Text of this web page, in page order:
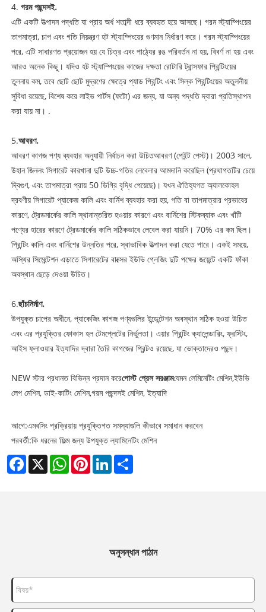
4. গরম পছন্দসই.
এটি একটি উত্পাদন পদ্ধতি যা প্রায় অর্ধ শতাব্দী ধরে ব্যবহৃত হয়ে আসছে। গরম স্ট্যাম্পিংয়ের
তাপমাত্রা, চাপ এবং গতি নিয়ন্ত্রণ হট স্ট্যাম্পিংয়ের গুণমান নির্ধারণ করে। গরম স্ট্যাম্পিংয়ের
পরে, এটি সাধারণত প্রয়োজন হয় যে চিত্র এবং পাঠ্যের রঙ পরিবর্তন না হয়, বিবর্ণ না হয় এবং
আরও অনেক কিছু। যদিও হট স্ট্যাম্পিংয়ের কাজের দক্ষতা রোটারি ট্রান্সফার প্রিন্টিংয়ের
তুলনায় কম, তবে ছোট ছোট মুদ্রণের ক্ষেত্রে প্যাড প্রিন্টিং এবং সিল্ক প্রিন্টিংয়ের অতুলনীয়
সুবিধা রয়েছে, বিশেষ করে লাইভ পার্টস (ফটো) এর জন্য, যা অন্য পদ্ধতি দ্বারা প্রতিস্থাপন
করা যায় না। .
5.আবরণ.
আবরণ কাগজ পণ্য ব্যবহার অনুযায়ী নির্বাচন করা উচিতআবরণ (পেইন্ট পেস্ট)। 2003 সালে,
উহান জিনলং সিগারেট কারখানা দুটি উচ্চ-গতির লেবেলার আমদানি করেছিল (প্রথাগতটির চেয়ে
দ্বিগুণ, এবং তাপমাত্রা প্রায় 50 ডিগ্রি বৃদ্ধি পেয়েছে)। যখন ঐতিহ্যগত অ্যালকোহল
দ্রবণীয় সিগারেট প্যাকেজ কালি এবং বার্নিশ ব্যবহার করা হয়, গতি বা তাপমাত্রার প্রভাবের
কারণে, ট্রেডমার্কের কালি স্থানান্তরিত হওয়ার কারণে এবং বার্নিশের স্টিকব্যাক এবং খাঁটি
পণ্যের হারের কারণে ট্রেডমার্কের কালি সঠিকভাবে লেবেল করা যায়নি। 70% এর কম ছিল।
প্রিন্টিং কালি এবং বার্নিশের উন্নতির পরে, স্বাভাবিক উত্পাদন করা যেতে পারে। একই সময়ে,
অস্থির সিমেন্টেশন এড়াতে সিগারেটের বাক্সের ইউভি গ্লেজিং দুটি পক্ষের জয়েন্টে একটি ফাঁকা
অবস্থান ছেড়ে দেওয়া উচিত।
6.ছাঁচনির্মাণ.
উপযুক্ত চাপের অধীনে, প্যাকেজিং কাগজ পণ্যগুলির ইন্ডেন্টেশন অবস্থান সঠিক হওয়া উচিত
এবং এর প্রযুক্তির ফোকাস হল টেমপ্লেটের নির্ভুলতা। এয়ার প্রিন্টিং ক্যালেন্ডারিং, ফ্রস্টিং,
আইস ফ্লাওয়ার ইত্যাদির দ্বারা তৈরি কাগজের প্রিন্টও রয়েছে, যা ভোক্তাদেরও পছন্দ।
NEW স্টার প্রধানত বিভিন্ন প্রদান করেপোস্ট প্রেস সরঞ্জামযেমন লেমিনেটিং মেশিন,ইউভি
লেপ মেশিন, ডাই-কাটিং মেশিন,গরম পছন্দসই মেশিন, ইত্যাদি
আগে:এমবসিং প্রক্রিয়ায় প্রযুক্তিগত সমস্যাগুলি কীভাবে সমাধান করবেন
পরবর্তী:কি ধরনের ফিল্ম জন্য উপযুক্ত ল্যামিনেটিং মেশিন
Facebook
X WhatsAppPinterestLinkedIn
অনুসন্ধান পাঠান